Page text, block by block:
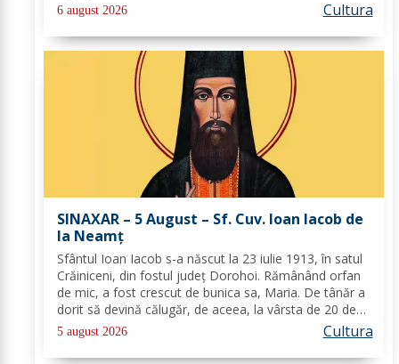
Urcându-Se pe munte, Hristos-Domnul S-a depărtat
puţin de ucenici şi, suindu-Se pe un loc mai...
6 august 2026 Cultura
SINAXAR – 5 August – Sf. Cuv. Ioan Iacob de
la Neamţ
Sfântul Ioan Iacob s-a născut la 23 iulie 1913, în satul
Crăiniceni, din fostul județ Dorohoi. Rămânând orfan
de mic, a fost crescut de bunica sa, Maria. De tânăr a
dorit să devină călugăr, de aceea, la vârsta de 20 de
ani, și-a îndreptat pașii spre Mănăstirea Neamț. La 8
aprilie 1936, rasoforul...
5 august 2026 Cultura